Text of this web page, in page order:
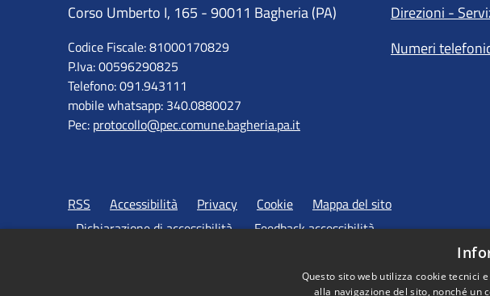
Corso Umberto I, 165 - 90011 Bagheria (PA)
Codice Fiscale: 81000170829
P.Iva: 00596290825
Telefono: 091.943111
mobile whatsapp: 340.0880027
Pec: protocollo@pec.comune.bagheria.pa.it
Direzioni -
Numeri
RSS Accessibilità Privacy Cookie
Mappa del sito
Dichiarazione di accessibilità
Feedback accessibilità
Questo sito web utilizza cookie tecnici
alla navigazione del sito, nonché un